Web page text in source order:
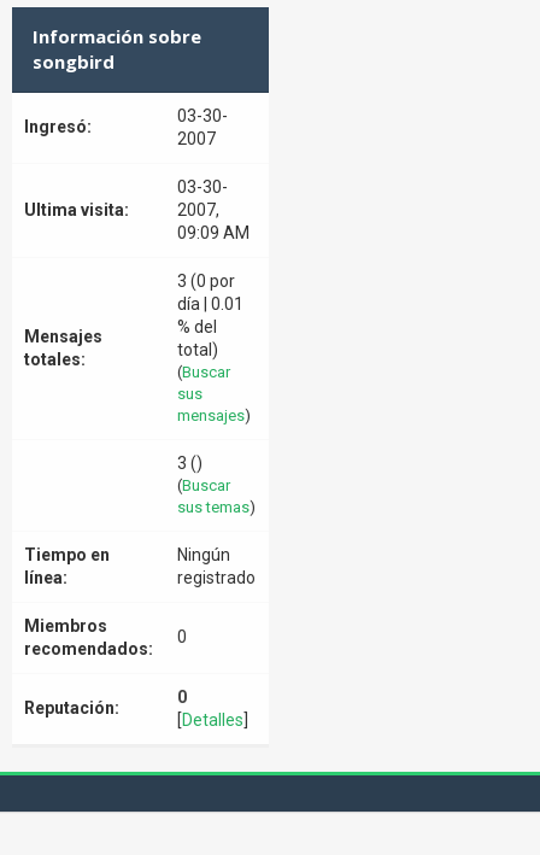
Información sobre
songbird
Ingresó:
03-30-
2007
Ultima visita:
03-30-
2007,
09:09 AM
Mensajes
totales:
3 (0 por
día | 0.01
% del
total)
(Buscar
sus
mensajes)
3 ()
(Buscar
sus temas)
Tiempo en
línea:
Ningún
registrado
Miembros
recomendados:
0
Reputación:
0
[Detalles